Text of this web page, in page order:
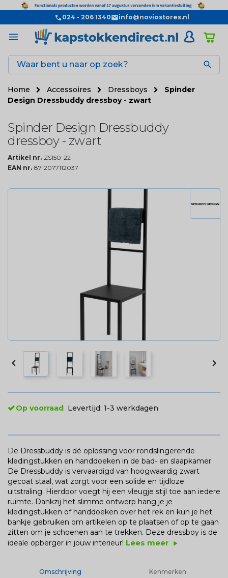
024 - 206 1340 info@noviostores.nl

Home Accessoires Dressboys
Spinder
Design Dressbuddy dressboy - zwart
Spinder Design Dressbuddy
dressboy - zwart
Artikel nr. ZS150-22
EAN nr. 8712077112037
 
Op voorraad Levertijd: 1-3 werkdagen
De Dressbuddy is dé oplossing voor rondslingerende
kledingstukken en handdoeken in de bad- en slaapkamer.
De Dressbuddy is vervaardigd van hoogwaardig zwart
gecoat staal, wat zorgt voor een solide en tijdloze
uitstraling. Hierdoor voegt hij een vleugje stijl toe aan iedere
ruimte. Dankzij het slimme ontwerp hang je je
kledingstukken of handdoeken over het rek en kun je het
bankje gebruiken om artikelen op te plaatsen of op te gaan
zitten om je schoenen aan te trekken. Deze dressboy is de
ideale opberger in jouw interieur! Lees meer play_arrow
Omschrijving Kenmerken